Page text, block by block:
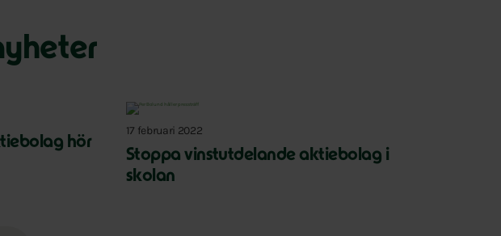
hör
17 februari 2022
Stoppa vinstutdelande aktiebolag i
skolan